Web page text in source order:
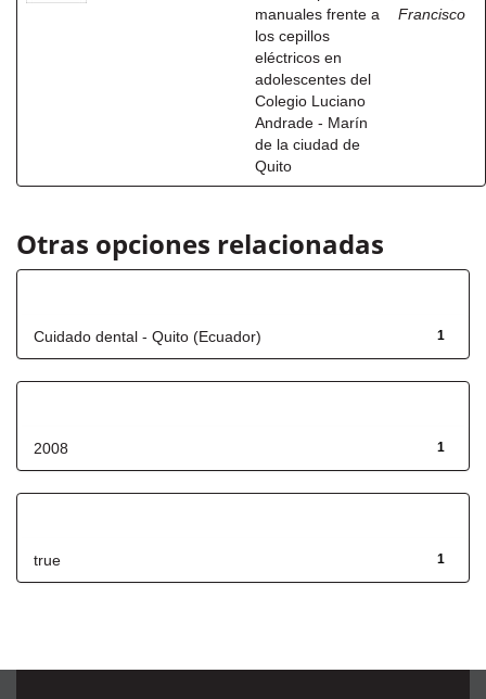
manuales frente a
los cepillos
eléctricos en
adolescentes del
Colegio Luciano
Andrade - Marín
de la ciudad de
Quito
Francisco
Otras opciones relacionadas
1
Cuidado dental - Quito (Ecuador)
1
2008
1
true